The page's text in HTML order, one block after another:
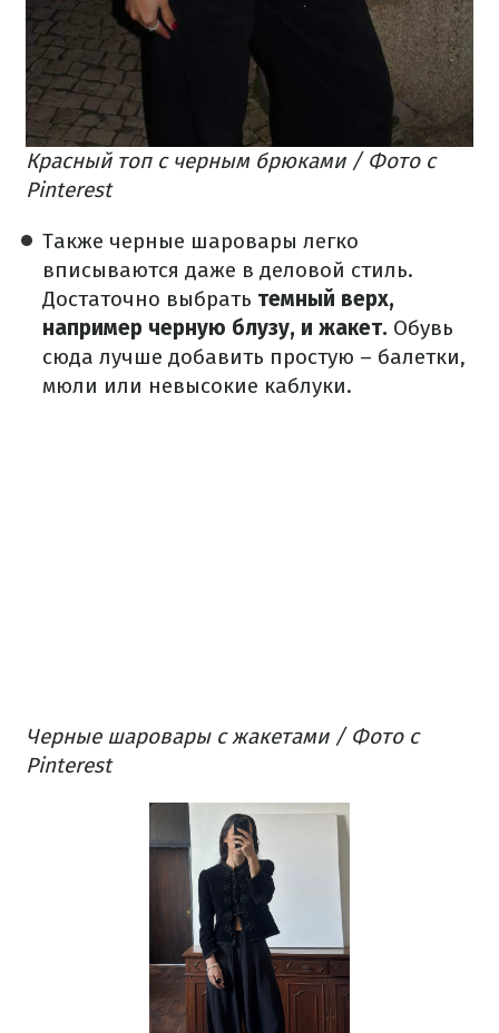
Красный топ с черным брюками / Фото с
Pinterest
Также черные шаровары легко
вписываются даже в деловой стиль.
Достаточно выбрать темный верх,
например черную блузу, и жакет. Обувь
сюда лучше добавить простую – балетки,
мюли или невысокие каблуки.
Черные шаровары с жакетами / Фото с
Pinterest